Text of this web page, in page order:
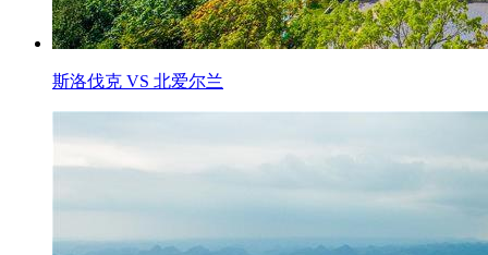
斯洛伐克 VS 北爱尔兰